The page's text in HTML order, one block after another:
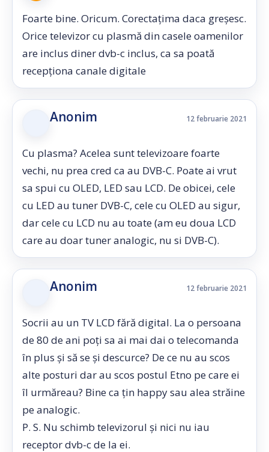
Foarte bine. Oricum. Corectațima daca greșesc.
Orice televizor cu plasmă din casele oamenilor
are inclus diner dvb-c inclus, ca sa poată
recepționa canale digitale
Anonim 12 februarie 2021
Cu plasma? Acelea sunt televizoare foarte
vechi, nu prea cred ca au DVB-C. Poate ai vrut
sa spui cu OLED, LED sau LCD. De obicei, cele
cu LED au tuner DVB-C, cele cu OLED au sigur,
dar cele cu LCD nu au toate (am eu doua LCD
care au doar tuner analogic, nu si DVB-C).
Anonim 12 februarie 2021
Socrii au un TV LCD fără digital. La o persoana
de 80 de ani poți sa ai mai dai o telecomanda
în plus și să se și descurce? De ce nu au scos
alte posturi dar au scos postul Etno pe care ei
îl urmăreau? Bine ca țin happy sau alea străine
pe analogic.
P. S. Nu schimb televizorul și nici nu iau
receptor dvb-c de la ei.